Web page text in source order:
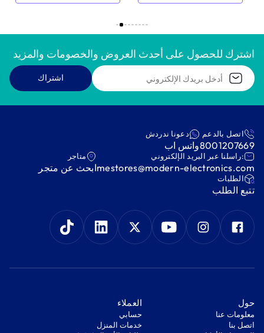
اشترك للحصول على أحدث العروض والخصومات والمزيد
اشتراك
اتصل بالدعم
8001207669
دعونا ندردش
واتس اب
:راسلنا عبر البريد الإلكتروني
mestores@modern-electronics.com
متاجر
ابحث عن متجر
‫الطلبات‬
‫تتبع الطلب‬
‫حول‬
معلومات عنا
اتصل بنا
‫العملاء‬
‫حسابي‬
‫خدمات المنزل‬